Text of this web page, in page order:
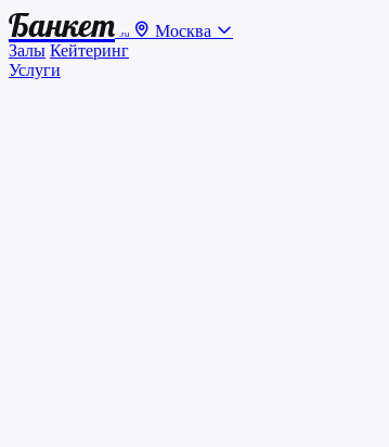
Банкет .ru
Москва
Залы Кейтеринг
Услуги